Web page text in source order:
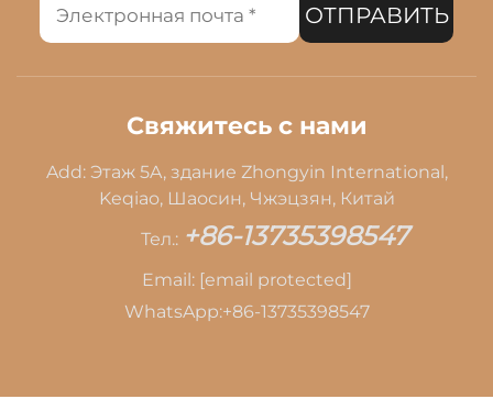
ОТПРАВИТЬ
Свяжитесь с нами
Add: Этаж 5A, здание Zhongyin International,
Keqiao, Шаосин, Чжэцзян, Китай
Тел.: +86-13735398547
Email: [email protected]
WhatsApp:+86-13735398547